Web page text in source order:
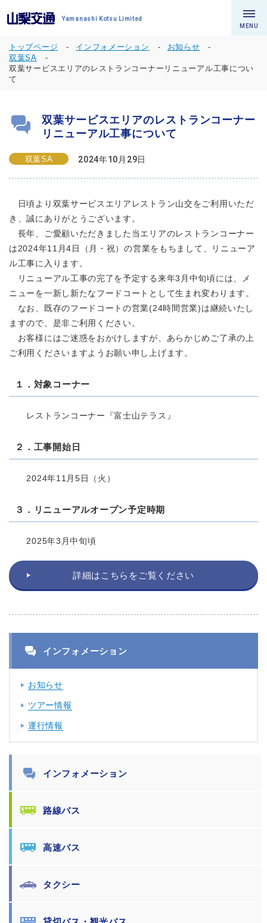
Yamanashi Kotsu Limited
MENU
トップページ インフォメーション
お知らせ
双葉SA
双葉サービスエリアのレストランコーナーリニューアル工事につい
て
双葉サービスエリアのレストランコーナー
リニューアル工事について
双葉SA 2024年10月29日
日頃より双葉サービスエリアレストラン山交をご利用いただ
き、誠にありがとうございます。
長年、ご愛顧いただきました当エリアのレストランコーナー
は2024年11月4日（月・祝）の営業をもちまして、リニューア
ル工事に入ります。
リニューアル工事の完了を予定する来年3月中旬頃には、メ
ニューを一新し新たなフードコートとして生まれ変わります。
なお、既存のフードコートの営業(24時間営業)は継続いたし
ますので、是非ご利用ください。
お客様にはご迷惑をおかけしますが、あらかじめご了承の上
ご利用くださいますようお願い申し上げます。
１．対象コーナー
レストランコーナー『富士山テラス』
２．工事開始日
2024年11月5日（火）
３．リニューアルオープン予定時期
2025年3月中旬頃
詳細はこちらをご覧ください
インフォメーション
お知らせ
ツアー情報
運行情報
インフォメーション
路線バス
高速バス
タクシー